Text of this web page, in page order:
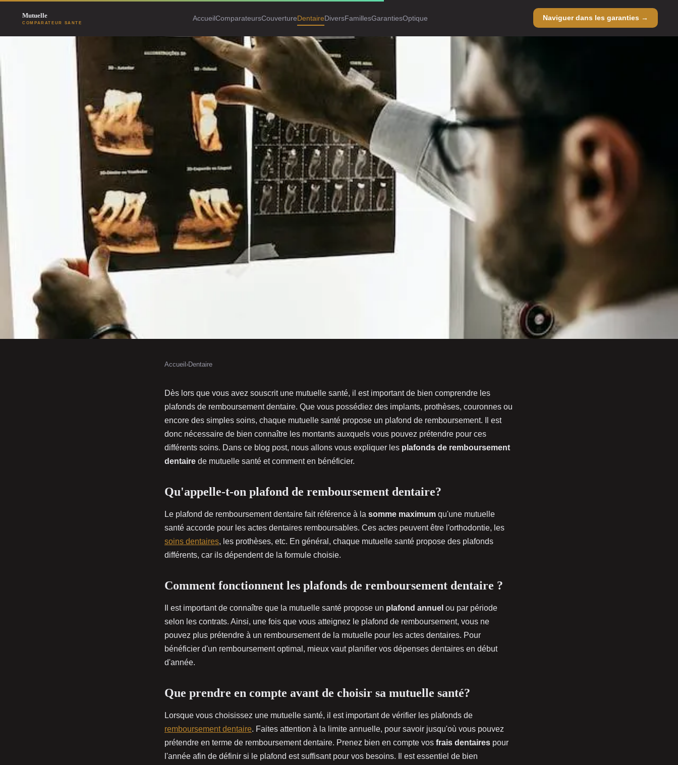
AccueilComparateursCouvertureDentaireDiversFamillesGarantiesOptique Naviguer dans les garanties →
Quels sont les plafonds de
remboursement dentaire avec sa
mutuelle santé ?
Accueil ›Dentaire
Dès lors que vous avez souscrit une mutuelle santé, il est important de bien comprendre les
plafonds de remboursement dentaire. Que vous possédiez des implants, prothèses, couronnes ou
encore des simples soins, chaque mutuelle santé propose un plafond de remboursement. Il est
donc nécessaire de bien connaître les montants auxquels vous pouvez prétendre pour ces
différents soins. Dans ce blog post, nous allons vous expliquer les plafonds de remboursement
dentaire de mutuelle santé et comment en bénéficier.
Qu'appelle-t-on plafond de remboursement dentaire?
Le plafond de remboursement dentaire fait référence à la somme maximum qu'une mutuelle
santé accorde pour les actes dentaires remboursables. Ces actes peuvent être l'orthodontie, les
soins dentaires, les prothèses, etc. En général, chaque mutuelle santé propose des plafonds
différents, car ils dépendent de la formule choisie.
Comment fonctionnent les plafonds de remboursement dentaire ?
Il est important de connaître que la mutuelle santé propose un plafond annuel ou par période
selon les contrats. Ainsi, une fois que vous atteignez le plafond de remboursement, vous ne
pouvez plus prétendre à un remboursement de la mutuelle pour les actes dentaires. Pour
bénéficier d'un remboursement optimal, mieux vaut planifier vos dépenses dentaires en début
d'année.
Que prendre en compte avant de choisir sa mutuelle santé?
Lorsque vous choisissez une mutuelle santé, il est important de vérifier les plafonds de
remboursement dentaire. Faites attention à la limite annuelle, pour savoir jusqu'où vous pouvez
prétendre en terme de remboursement dentaire. Prenez bien en compte vos frais dentaires pour
l'année afin de définir si le plafond est suffisant pour vos besoins. Il est essentiel de bien